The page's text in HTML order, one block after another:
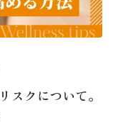
スクについて。